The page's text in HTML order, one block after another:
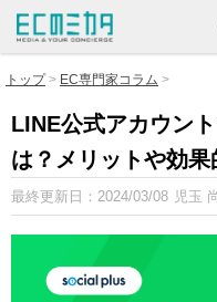
トップ EC専門家コラム
LINE公式アカウン
は？メリットや効果
最終更新日： 2024/03/08 児玉